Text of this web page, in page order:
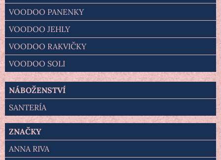
VOODOO PANENKY
VOODOO JEHLY
VOODOO RAKVIČKY
VOODOO SOLI
NÁBOŽENSTVÍ
SANTERÍA
ZNAČKY
ANNA RIVA